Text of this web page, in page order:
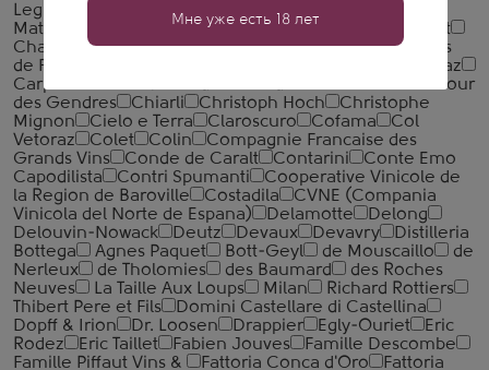
Legras
Champagne Rodez
Champagne Serge
Mathieu
Champagne Soutiran
Champagne Thienot
Champagne Waris Hubert
Chanoine Freres
Charles
de Fere
Abkhaz
Carpe Diem
Tour
des Gendres
Chiarli Christoph Hoch
Christophe
Mignon
Cielo e Terra Claroscuro Cofama
Col
Vetoraz
Colet Colin
Compagnie Francaise des
Grands Vins
Conde de Caralt Contarini
Conte Emo
Capodilista
Contri Spumanti
Cooperative Vinicole de
la Region de Baroville
Costadila
CVNE (Compania
Vinicola del Norte de Espana)
Delamotte
Delong
Delouvin-Nowack
Deutz Devaux Devavry
Distilleria
Bottega
Agnes Paquet Bott-Geyl de Mouscaillo
de
Nerleux
de Tholomies des Baumard
des Roches
Neuves
La Taille Aux Loups Milan
Richard Rottiers
Thibert Pere et Fils
Domini Castellare di Castellina
Dopff & Irion
Dr. Loosen Drappier Egly-Ouriet
Eric
Rodez
Eric Taillet Fabien Jouves
Famille Descombe
Famille Piffaut Vins &
Fattoria Conca d'Oro
Fattoria
Мне уже есть 18 лет